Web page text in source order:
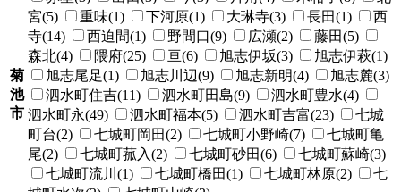
菊
池
市
宮(5)
重味(1) 下河原(1) 大琳寺(3) 長田(1)
西
寺(14)
西迫間(1) 野間口(9) 広瀬(2)
藤田(5)
森北(4)
隈府(25) 亘(6) 旭志伊坂(3)
旭志伊萩(1)
旭志尾足(1)
旭志川辺(9) 旭志新明(4)
旭志麓(3)
泗水町住吉(11)
泗水町田島(9)
泗水町豊水(4)
泗水町永(49)
泗水町福本(5) 泗水町吉富(23)
七城
町台(2)
七城町岡田(2) 七城町小野崎(7)
七城町亀
尾(2)
七城町菰入(2) 七城町砂田(6)
七城町蘇崎(3)
七城町流川(1)
七城町橋田(1) 七城町林原(2)
七